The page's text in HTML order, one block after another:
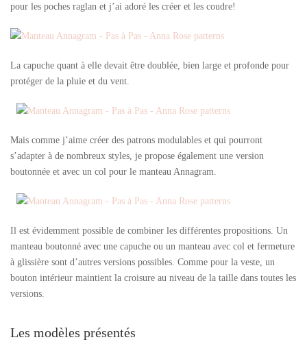
pour les poches raglan et j’ai adoré les créer et les coudre!
La capuche quant à elle devait être doublée, bien large et profonde pour
protéger de la pluie et du vent.
Mais comme j’aime créer des patrons modulables et qui pourront
s’adapter à de nombreux styles, je propose également une version
boutonnée et avec un col pour le manteau Annagram.
Il est évidemment possible de combiner les différentes propositions. Un
manteau boutonné avec une capuche ou un manteau avec col et fermeture
à glissière sont d’autres versions possibles. Comme pour la veste, un
bouton intérieur maintient la croisure au niveau de la taille dans toutes les
versions.
Les modèles présentés